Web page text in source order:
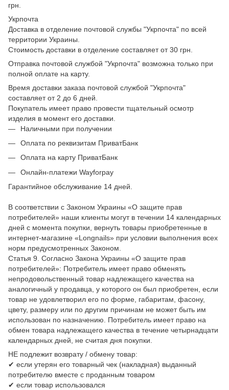
грн.
Укрпочта
Доставка в отделение почтовой службы "Укрпочта" по всей
территории Украины.
Стоимость доставки в отделение составляет от 30 грн.
Отправка почтовой службой "Укрпочта" возможна только при
полной оплате на карту.
Время доставки заказа почтовой службой "Укрпочта"
составляет от 2 до 6 дней.
Покупатель имеет право провести тщательный осмотр
изделия в момент его доставки.
Наличными при получении
Оплата по реквизитам ПриватБанк
Оплата на карту ПриватБанк
Онлайн-платежи Wayforpay
Гарантийное обслуживание 14 дней.
В соответствии с Законом Украины «О защите прав
потребителей» наши клиенты могут в течении 14 календарных
дней с момента покупки, вернуть товары приобретенные в
интернет-магазине «Longnails» при условии выполнения всех
норм предусмотренных Законом.
Статья 9. Согласно Закона Украины «О защите прав
потребителей»: Потребитель имеет право обменять
непродовольственный товар надлежащего качества на
аналогичный у продавца, у которого он был приобретен, если
товар не удовлетворил его по форме, габаритам, фасону,
цвету, размеру или по другим причинам не может быть им
использован по назначению. Потребитель имеет право на
обмен товара надлежащего качества в течение четырнадцати
календарных дней, не считая дня покупки.
НЕ подлежит возврату / обмену товар:
✔ если утерян его товарный чек (накладная) выданный
потребителю вместе с проданным товаром
✔ если товар использовался